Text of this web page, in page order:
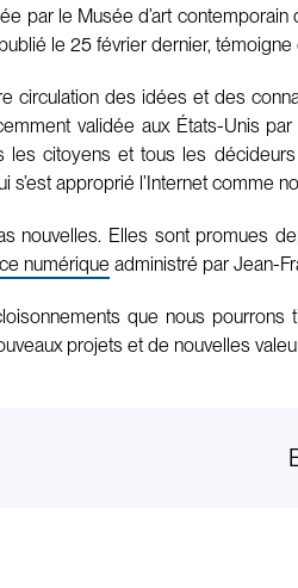
par le Musée d’art
le 25 février dernier,
circulation des idées et des
validée aux États-Unis
les citoyens et tous les
s’est approprié l’Internet comme
nouvelles. Elles sont promues
numérique administré par Jean-
que nous
projets et de nouvelles